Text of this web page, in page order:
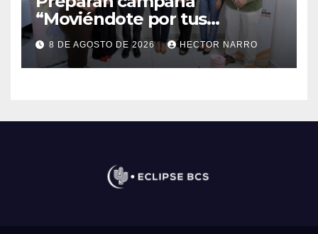
“Moviéndote por tus
Derechos 2026” para
fortalecer la promoción y
protección de los derechos
8 DE AGOSTO DE 2026 HECTOR NARRO